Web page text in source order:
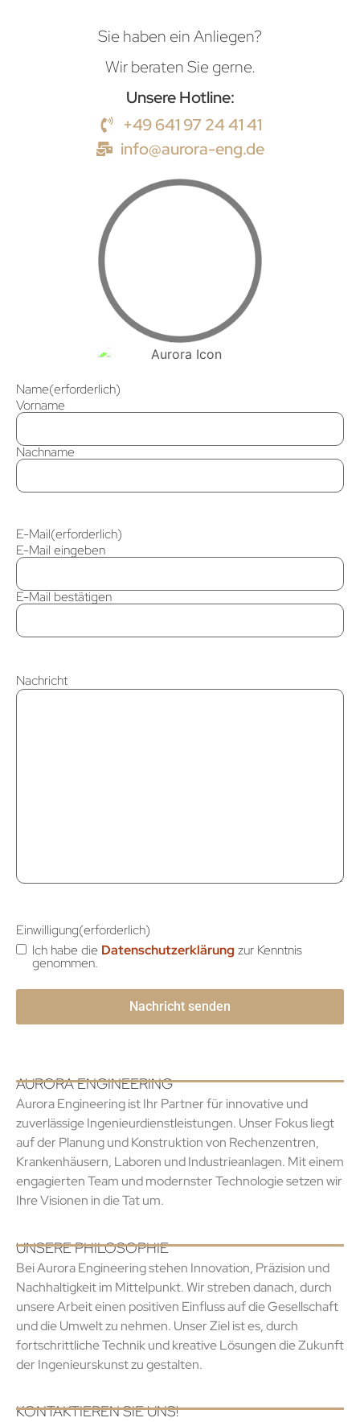
Sie haben ein Anliegen?
Wir beraten Sie gerne.
Unsere Hotline:
+49 641 97 24 41 41
info@aurora-eng.de
Name(erforderlich)
Vorname
Nachname
E-Mail(erforderlich)
E-Mail eingeben
E-Mail bestätigen
Nachricht
Einwilligung(erforderlich)
Ich habe die Datenschutzerklärung zur Kenntnis
genommen.
AURORA ENGINEERING
Aurora Engineering ist Ihr Partner für innovative und
zuverlässige Ingenieurdienstleistungen. Unser Fokus liegt
auf der Planung und Konstruktion von Rechenzentren,
Krankenhäusern, Laboren und Industrieanlagen. Mit einem
engagierten Team und modernster Technologie setzen wir
Ihre Visionen in die Tat um.
UNSERE PHILOSOPHIE
Bei Aurora Engineering stehen Innovation, Präzision und
Nachhaltigkeit im Mittelpunkt. Wir streben danach, durch
unsere Arbeit einen positiven Einfluss auf die Gesellschaft
und die Umwelt zu nehmen. Unser Ziel ist es, durch
fortschrittliche Technik und kreative Lösungen die Zukunft
der Ingenieurskunst zu gestalten.
KONTAKTIEREN SIE UNS!